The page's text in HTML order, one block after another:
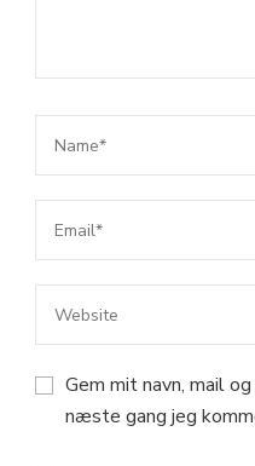
Gem mit navn, mail
næste gang jeg